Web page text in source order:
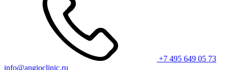
+7 495 649 05 73
info@angioclinic.ru